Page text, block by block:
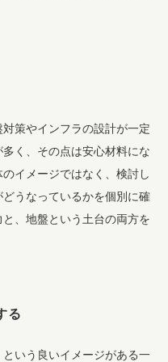
策やインフラの設計が一定
く、その点は安心材料にな
イメージではなく、検討し
うなっているかを個別に確
、地盤という土台の両方を
る
いう良いイメージがある一